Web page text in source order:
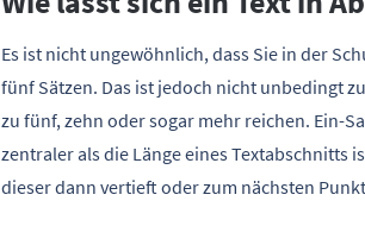
Es ist nicht ungewöhnlich, dass Sie in der
fünf Sätzen. Das ist jedoch nicht unbedingt
zu fünf, zehn oder sogar mehr reichen. Ein-
zentraler als die Länge eines Textabschnitts
dieser dann vertieft oder zum nächsten